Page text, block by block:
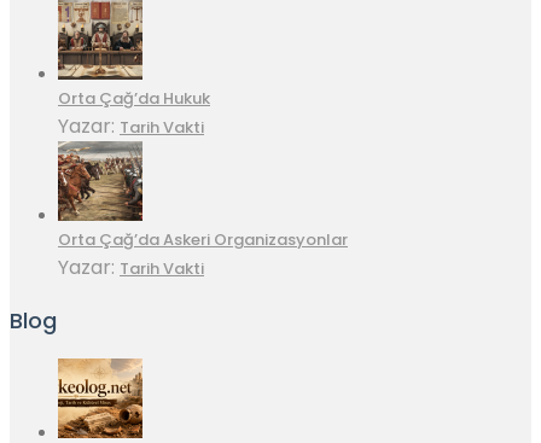
Orta Çağ’da Hukuk
Yazar: Tarih Vakti
Orta Çağ’da Askeri Organizasyonlar
Yazar: Tarih Vakti
Blog